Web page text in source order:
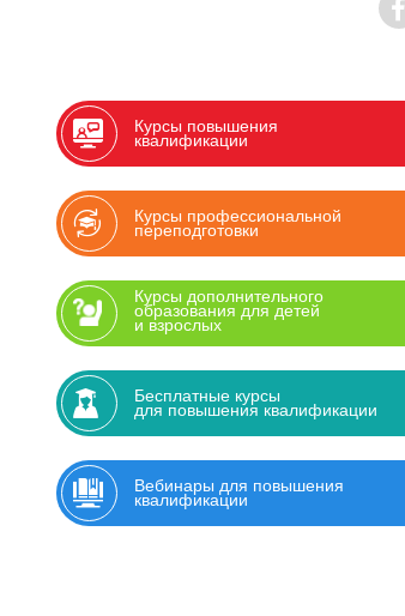
Курсы повышения
квалификации
Курсы профессиональной
переподготовки
Курсы дополнительного
образования для детей
и взрослых
Бесплатные курсы
для повышения квалификации
Вебинары для повышения
квалификации